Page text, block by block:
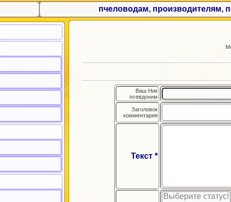
пчеловодам, производителям,
Ваш Ник
псевдоним
Заголовок
комментария
Текст *